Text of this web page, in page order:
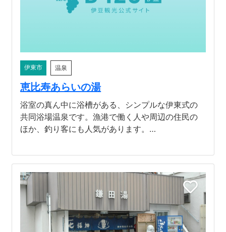
伊東市 温泉
恵比寿あらいの湯
浴室の真ん中に浴槽がある、シンプルな伊東式の
共同浴場温泉です。漁港で働く人や周辺の住民の
ほか、釣り客にも人気があります。…